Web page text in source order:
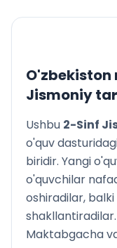
Jismoniy
Ushbu 2-Sinf
o'quv
biridir. Yangi
o'quvchilar
oshiradilar,
Maktabgacha